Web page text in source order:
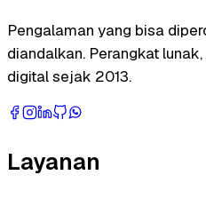
Pengalaman yang bisa
diandalkan. Perangkat
digital sejak 2013.
Layanan